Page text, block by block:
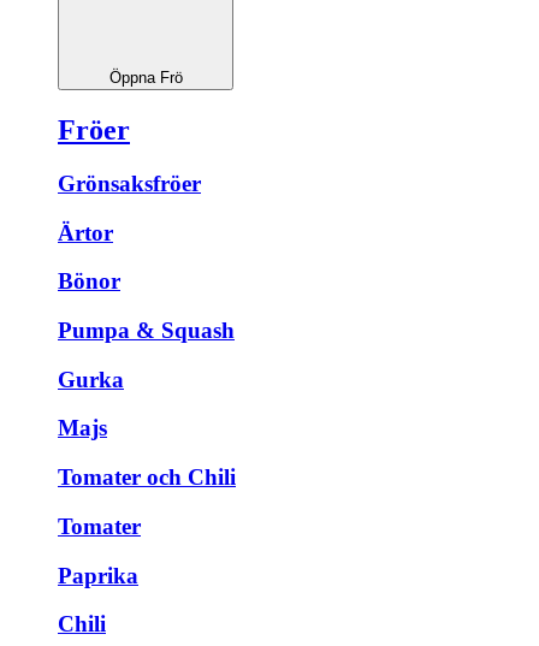
Öppna Frö
Fröer
Grönsaksfröer
Ärtor
Bönor
Pumpa & Squash
Gurka
Majs
Tomater och Chili
Tomater
Paprika
Chili